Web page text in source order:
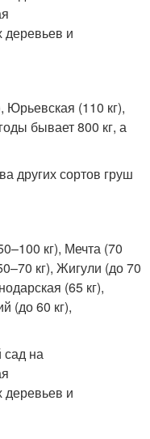
(110 кг),
бывает 800 кг, а
других сортов груш
кг), Мечта (70
кг), Жигули (до 70
(65 кг),
(до 60 кг),